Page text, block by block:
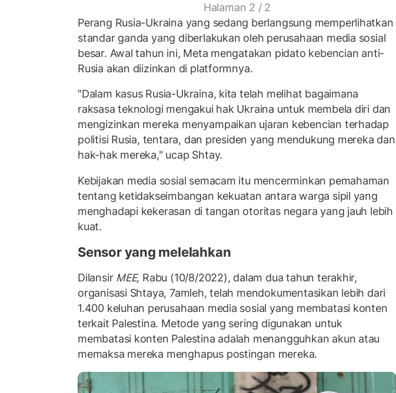
Halaman 2 / 2
Perang Rusia-Ukraina yang sedang berlangsung memperlihatkan
standar ganda yang diberlakukan oleh perusahaan media sosial
besar. Awal tahun ini, Meta mengatakan pidato kebencian anti-
Rusia akan diizinkan di platformnya.
"Dalam kasus Rusia-Ukraina, kita telah melihat bagaimana
raksasa teknologi mengakui hak Ukraina untuk membela diri dan
mengizinkan mereka menyampaikan ujaran kebencian terhadap
politisi Rusia, tentara, dan presiden yang mendukung mereka dan
hak-hak mereka," ucap Shtay.
Kebijakan media sosial semacam itu mencerminkan pemahaman
tentang ketidakseimbangan kekuatan antara warga sipil yang
menghadapi kekerasan di tangan otoritas negara yang jauh lebih
kuat.
Sensor yang melelahkan
Dilansir MEE, Rabu (10/8/2022), dalam dua tahun terakhir,
organisasi Shtaya, 7amleh, telah mendokumentasikan lebih dari
1.400 keluhan perusahaan media sosial yang membatasi konten
terkait Palestina. Metode yang sering digunakan untuk
membatasi konten Palestina adalah menangguhkan akun atau
memaksa mereka menghapus postingan mereka.